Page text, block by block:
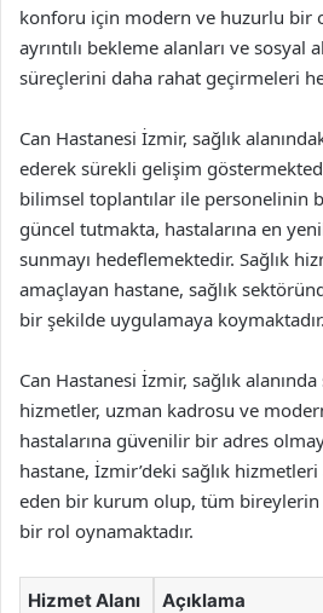
konforu için modern ve huzurlu bir
ayrıntılı bekleme alanları ve sosyal
süreçlerini daha rahat geçirmeleri
Can Hastanesi İzmir, sağlık
ederek sürekli gelişim
bilimsel toplantılar ile personelinin
güncel tutmakta, hastalarına en
sunmayı hedeflemektedir. Sağlık
amaçlayan hastane, sağlık
bir şekilde uygulamaya koymaktadır.
Can Hastanesi İzmir, sağlık
hizmetler, uzman kadrosu ve
hastalarına güvenilir bir adres
hastane, İzmir’deki sağlık
eden bir kurum olup, tüm bireylerin
bir rol oynamaktadır.
Hizmet Alanı Açıklama